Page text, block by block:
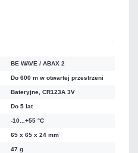
BE WAVE / ABAX 2
Do 600 m w otwartej przestrzeni
Bateryjne, CR123A 3V
Do 5 lat
-10...+55 °C
65 x 65 x 24 mm
47 g